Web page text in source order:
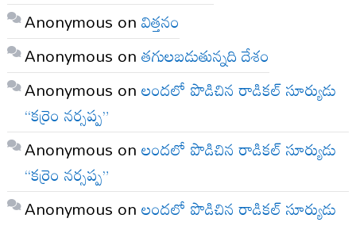
Anonymous onవిత్తనం
Anonymous onతగులబడుతున్నది దేశం
Anonymous onలందలో పొడిచిన రాడికల్ సూర్యుడు
“కర్రెం నర్సప్ప”
Anonymous onలందలో పొడిచిన రాడికల్ సూర్యుడు
“కర్రెం నర్సప్ప”
Anonymous onలందలో పొడిచిన రాడికల్ సూర్యుడు